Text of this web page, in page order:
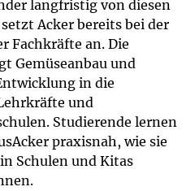
langfristig von diesen
Acker bereits bei der
Fachkräfte an. Die
Gemüseanbau und
in die
und
Studierende lernen
praxisnah, wie sie
Schulen und Kitas